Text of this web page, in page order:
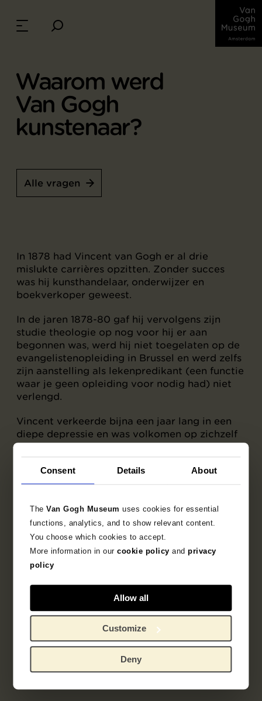
Consent Details About
TheVan Gogh Museumuses cookies for essential
functions, analytics, and to show relevant content.
You choose which cookies to accept.
More information in ourcookie policy andprivacy
policy
Allow all
Customize
Deny
Waarom werd
Van Gogh
kunstenaar?
Alle vragen
In 1878 had Vincent van Gogh er al drie
mislukte carrières opzitten. Zonder succes
was hij kunsthandelaar, onderwijzer en
boekverkoper geweest.
In de jaren 1878-80 gaf hij vervolgens zijn
studie theologie op nog voor hij er aan
begonnen was, werd hij niet toegelaten op de
evangelistenopleiding in Brussel en werd zelfs
zijn aanstelling als lekenpredikant (een functie
waar je geen opleiding voor nodig had) niet
verlengd.
Vincent verkeerde bijna een jaar lang in een
diepe depressie en was volkomen op zichzelf
teruggeworpen.
Uiteindelijk besloot hij het advies van Theo op
te volgen en kunstenaar te worden. Tekenen
Maar het was een sprong in het diepe, want
Vincent was geen natuurtalent.